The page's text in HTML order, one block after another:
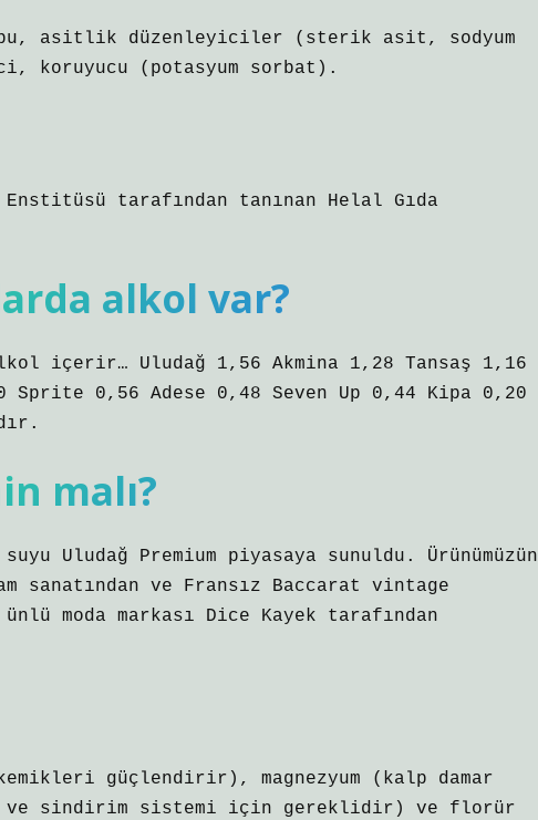
asitlik düzenleyiciler (sterik asit, sodyum
koruyucu (potasyum sorbat).
tarafından tanınan Helal Gıda
alkol var?
içerir… Uludağ 1,56 Akmina 1,28 Tansaş 1,16
Sprite 0,56 Adese 0,48 Seven Up 0,44 Kipa 0,20
malı?
Uludağ Premium piyasaya sunuldu. Ürünümüzün
sanatından ve Fransız Baccarat vintage
moda markası Dice Kayek tarafından
güçlendirir), magnezyum (kalp damar
ve sindirim sistemi için gereklidir) ve florür